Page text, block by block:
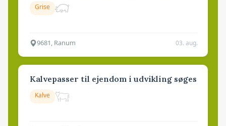
Grise
9681, Ranum 03. aug.
Kalvepasser til ejendom i udvikling søges
Kalve